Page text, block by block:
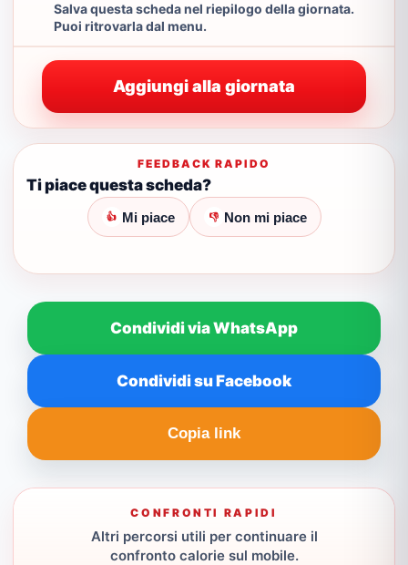
Salva questa scheda nel riepilogo della giornata.
Puoi ritrovarla dal menu.
Aggiungi alla giornata
FEEDBACK RAPIDO
Ti piace questa scheda?
👍 Mi piace 👎 Non mi piace
Condividi via WhatsApp
Condividi su Facebook
Copia link
CONFRONTI RAPIDI
Altri percorsi utili per continuare il
confronto calorie sul mobile.